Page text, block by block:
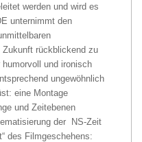
werden und wird es
unternimmt den
rückblickend zu
und ironisch
ungewöhnlich
eine Montage
und Zeitebenen
der NS-Zeit
des Filmgeschehens: